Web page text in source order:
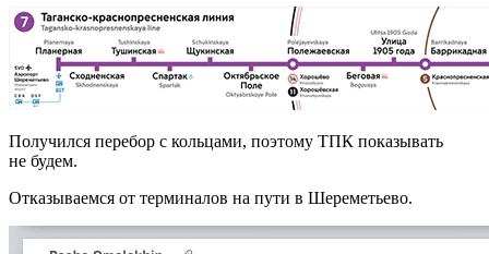
Получился перебор с кольцами, поэтому ТПК показывать
не будем.
Отказываемся от терминалов на пути в Шереметьево.